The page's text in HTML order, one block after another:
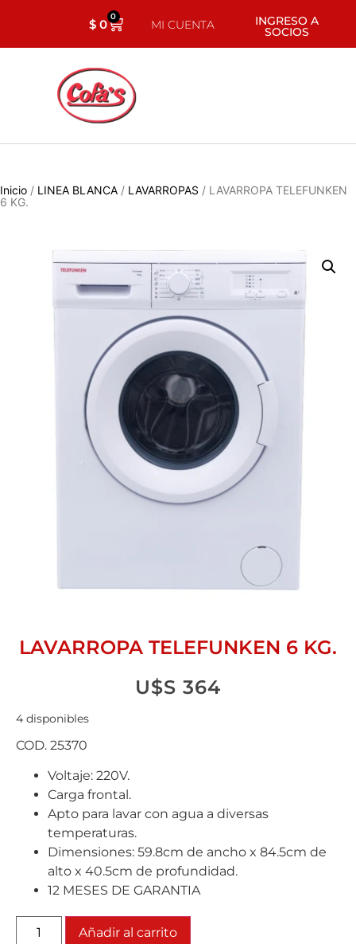
$0 0
MI CUENTA INGRESO A
SOCIOS
Inicio / LINEA BLANCA / LAVARROPAS / LAVARROPA TELEFUNKEN
6 KG.
LAVARROPA TELEFUNKEN 6 KG.
U$S 364
4 disponibles
COD. 25370
Voltaje: 220V.
Carga frontal.
Apto para lavar con agua a diversas
temperaturas.
Dimensiones: 59.8cm de ancho x 84.5cm de
alto x 40.5cm de profundidad.
12 MESES DE GARANTIA
Añadir al carrito